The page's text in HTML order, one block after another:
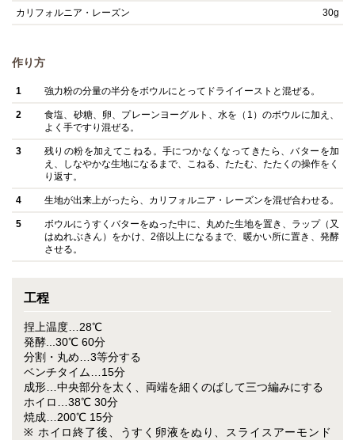
カリフォルニア・レーズン 30g
作り方
1 強力粉の分量の半分をボウルにとってドライイーストと混ぜる。
2
食塩、砂糖、卵、プレーンヨーグルト、水を（1）のボウルに加え、
よく手ですり混ぜる。
3
残りの粉を加えてこねる。手につかなくなってきたら、バターを加
え、しなやかな生地になるまで、こねる、たたむ、たたくの操作をく
り返す。
4 生地が出来上がったら、カリフォルニア・レーズンを混ぜ合わせる。
5
ボウルにうすくバターをぬった中に、丸めた生地を置き、ラップ（又
はぬれぶきん）をかけ、2倍以上になるまで、暖かい所に置き、発酵
させる。
工程
捏上温度…28℃
発酵...30℃ 60分
分割・丸め…3等分する
ベンチタイム…15分
成形…中央部分を太く、両端を細くのばして三つ編みにする
ホイロ…38℃ 30分
焼成…200℃ 15分
※ ホイロ終了後、うすく卵液をぬり、スライスアーモンド